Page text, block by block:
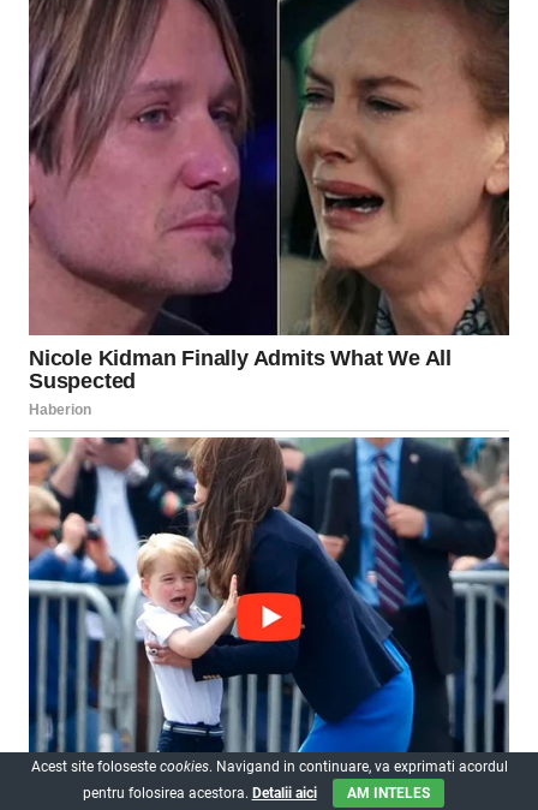
Acest site foloseste cookies. Navigand in continuare, va exprimati acordul
pentru folosirea acestora. Detalii aici AM INTELES